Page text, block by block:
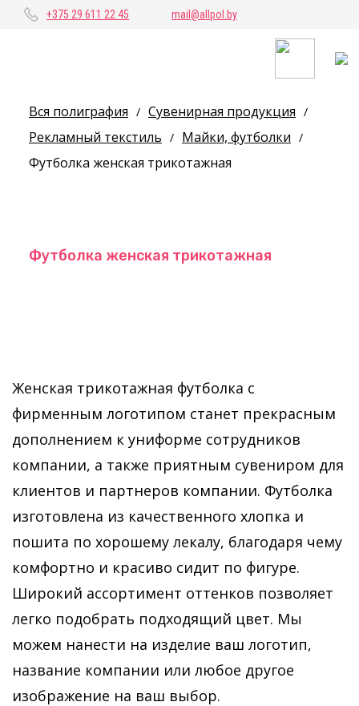
+375 29 611 22 45 mail@allpol.by
Вся полиграфия / Сувенирная продукция /
Рекламный текстиль / Майки, футболки /
Футболка женская трикотажная
Футболка женская трикотажная
Женская трикотажная футболка с
фирменным логотипом станет прекрасным
дополнением к униформе сотрудников
компании, а также приятным сувениром для
клиентов и партнеров компании. Футболка
изготовлена из качественного хлопка и
пошита по хорошему лекалу, благодаря чему
комфортно и красиво сидит по фигуре.
Широкий ассортимент оттенков позволяет
легко подобрать подходящий цвет. Мы
можем нанести на изделие ваш логотип,
название компании или любое другое
изображение на ваш выбор.